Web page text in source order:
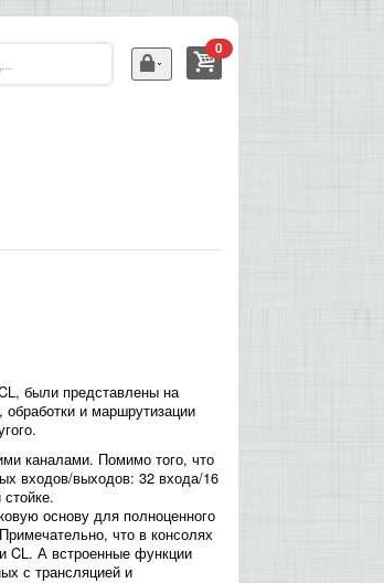
0
были представлены на
и маршрутизации
каналами. Помимо того, что
входов/выходов: 32 входа/16
основу для полноценного
что в консолях
CL. А встроенные функции
с трансляцией и